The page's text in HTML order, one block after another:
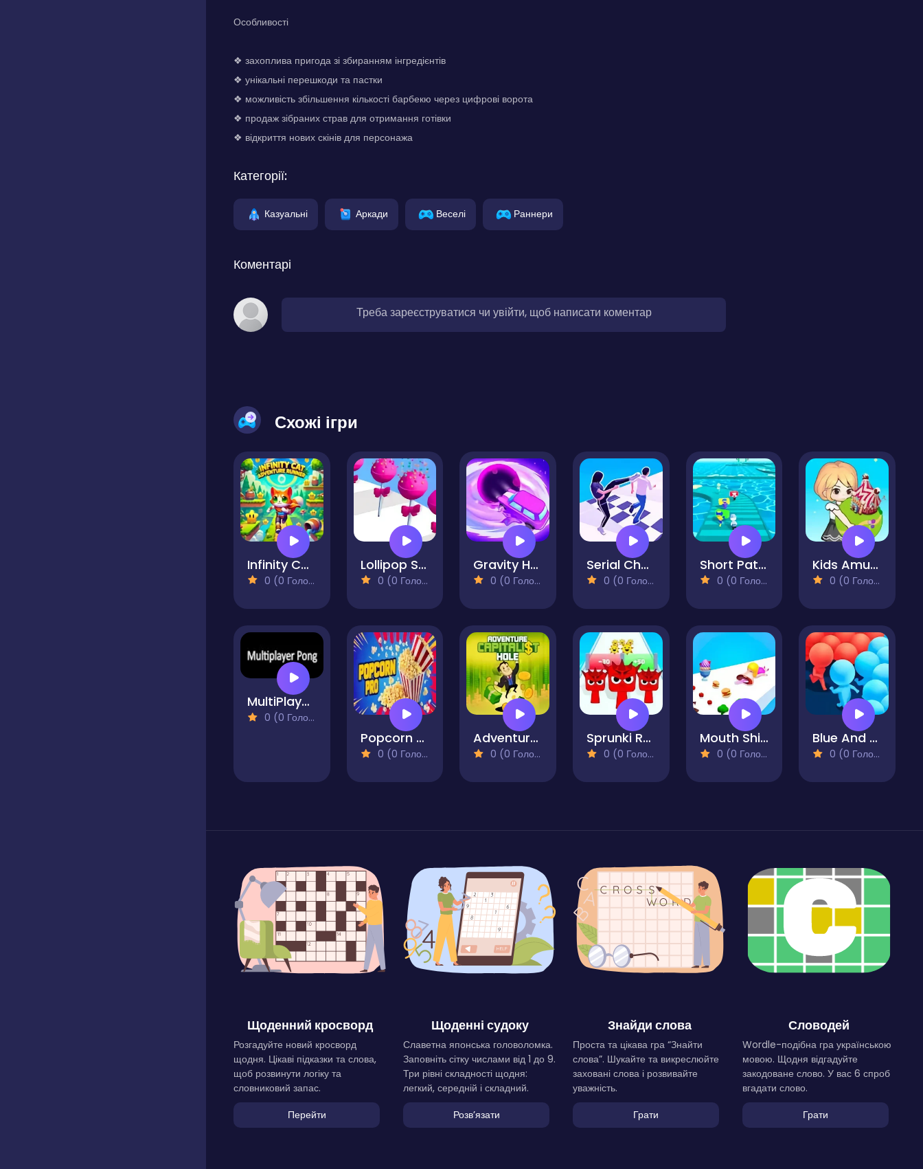
Особливості
❖ захоплива пригода зі збиранням інгредієнтів
❖ унікальні перешкоди та пастки
❖ можливість збільшення кількості барбекю через цифрові ворота
❖ продаж зібраних страв для отримання готівки
❖ відкриття нових скінів для персонажа
Категорії:
Казуальні Аркади Веселі Раннери
Коментарі
Треба зареєструватися чи увійти, щоб написати коментар
Схожі ігри
Infinity Cat Adventure Runner
0 (0 Голосів)
Lollipop Stack Run
0 (0 Голосів)
Gravity Hole
0 (0 Голосів)
Serial Cheaters
0 (0 Голосів)
Short Path Run 3d Fun
0 (0 Голосів)
Kids Amusement Park
0 (0 Голосів)
MultiPlayer Pong
0 (0 Голосів)
Popcorn Pro
0 (0 Голосів)
Adventure Capitalist Hole
0 (0 Голосів)
Sprunki Run
0 (0 Голосів)
Mouth Shift 3D
0 (0 Голосів)
Blue And Red Man
0 (0 Голосів)
Щоденний кросворд
Розгадуйте новий кросворд
щодня. Цікаві підказки та слова,
щоб розвинути логіку та
словниковий запас.
Перейти
Щоденні судоку
Славетна японська головоломка.
Заповніть сітку числами від 1 до 9.
Три рівні складності щодня:
легкий, середній і складний.
Розвʼязати
Знайди слова
Проста та цікава гра “Знайти
слова”. Шукайте та викреслюйте
заховані слова і розвивайте
уважність.
Грати
Словодей
Wordle-подібна гра українською
мовою. Щодня відгадуйте
закодоване слово. У вас 6 спроб
вгадати слово.
Грати